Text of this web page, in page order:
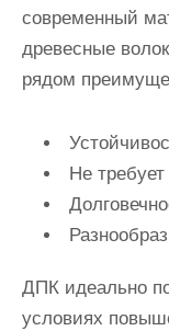
современный
древесные
рядом
Не требует
ДПК идеально
условиях